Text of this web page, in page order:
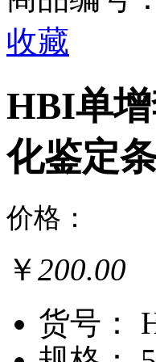
收藏
HBI单
化鉴定
价格：
￥200.00
货号：